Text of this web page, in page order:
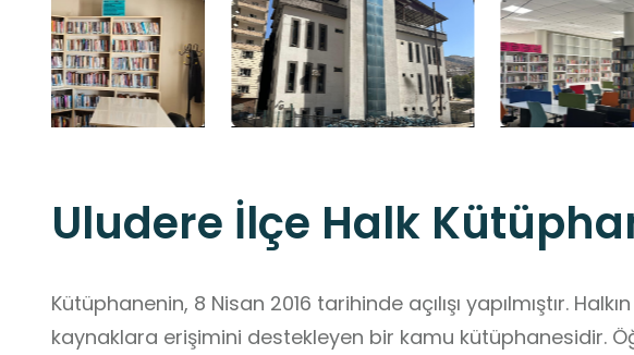
Uludere İlçe Halk
Kütüphanenin, 8 Nisan 2016 tarihinde açılışı yapılmıştır.
kaynaklara erişimini destekleyen bir kamu kütüphanesidir.